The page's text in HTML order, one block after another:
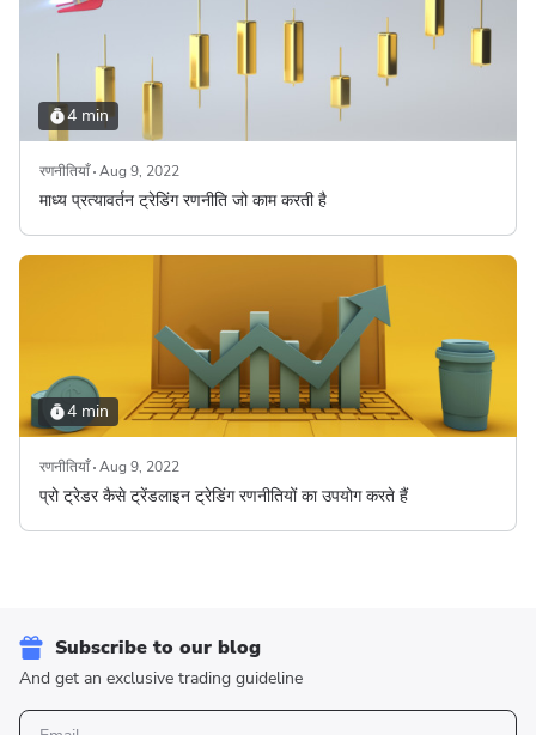
4 min
रणनीतियाँ Aug 9, 2022
माध्य प्रत्यावर्तन ट्रेडिंग रणनीति जो काम करती है
4 min
रणनीतियाँ Aug 9, 2022
प्रो ट्रेडर कैसे ट्रेंडलाइन ट्रेडिंग रणनीतियों का उपयोग करते हैं
Subscribe to our blog
And get an exclusive trading guideline